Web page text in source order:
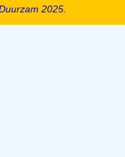
2025.